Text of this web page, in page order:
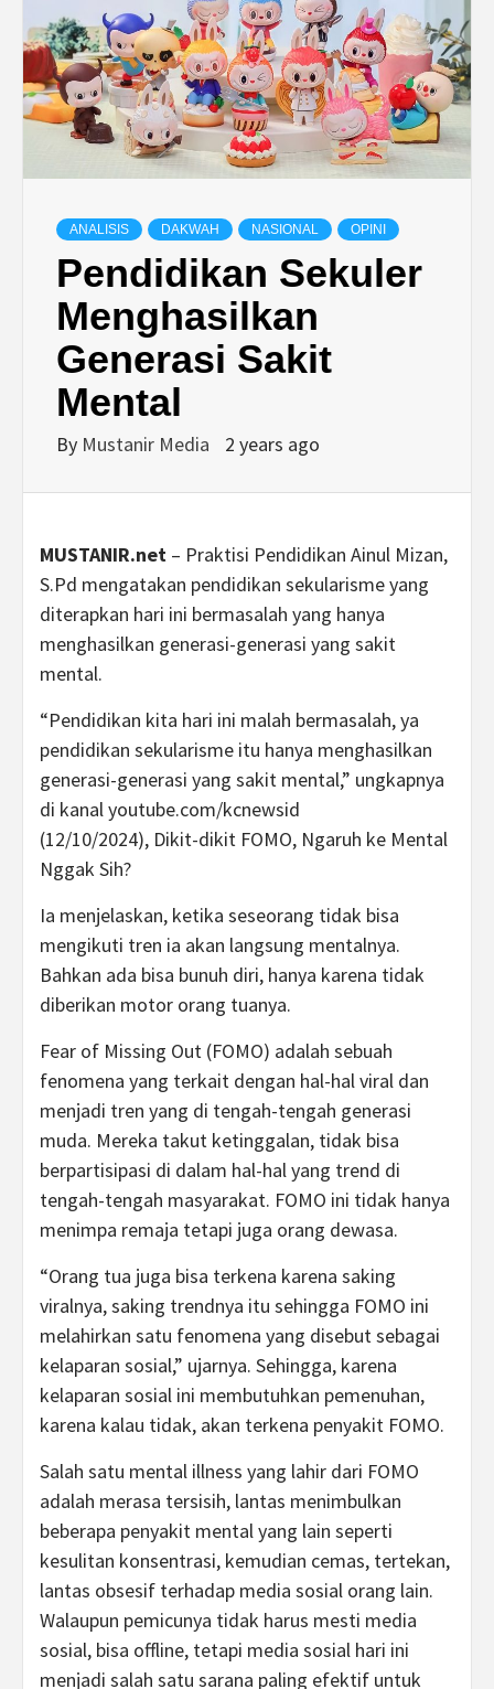
ANALISIS DAKWAH NASIONAL OPINI
Pendidikan Sekuler
Menghasilkan
Generasi Sakit
Mental
By Mustanir Media 2 years ago
MUSTANIR.net – Praktisi Pendidikan Ainul Mizan,
S.Pd mengatakan pendidikan sekularisme yang
diterapkan hari ini bermasalah yang hanya
menghasilkan generasi-generasi yang sakit
mental.
“Pendidikan kita hari ini malah bermasalah, ya
pendidikan sekularisme itu hanya menghasilkan
generasi-generasi yang sakit mental,” ungkapnya
di kanal youtube.com/kcnewsid
(12/10/2024), Dikit-dikit FOMO, Ngaruh ke Mental
Nggak Sih?
Ia menjelaskan, ketika seseorang tidak bisa
mengikuti tren ia akan langsung mentalnya.
Bahkan ada bisa bunuh diri, hanya karena tidak
diberikan motor orang tuanya.
Fear of Missing Out (FOMO) adalah sebuah
fenomena yang terkait dengan hal-hal viral dan
menjadi tren yang di tengah-tengah generasi
muda. Mereka takut ketinggalan, tidak bisa
berpartisipasi di dalam hal-hal yang trend di
tengah-tengah masyarakat. FOMO ini tidak hanya
menimpa remaja tetapi juga orang dewasa.
“Orang tua juga bisa terkena karena saking
viralnya, saking trendnya itu sehingga FOMO ini
melahirkan satu fenomena yang disebut sebagai
kelaparan sosial,” ujarnya. Sehingga, karena
kelaparan sosial ini membutuhkan pemenuhan,
karena kalau tidak, akan terkena penyakit FOMO.
Salah satu mental illness yang lahir dari FOMO
adalah merasa tersisih, lantas menimbulkan
beberapa penyakit mental yang lain seperti
kesulitan konsentrasi, kemudian cemas, tertekan,
lantas obsesif terhadap media sosial orang lain.
Walaupun pemicunya tidak harus mesti media
sosial, bisa offline, tetapi media sosial hari ini
menjadi salah satu sarana paling efektif untuk